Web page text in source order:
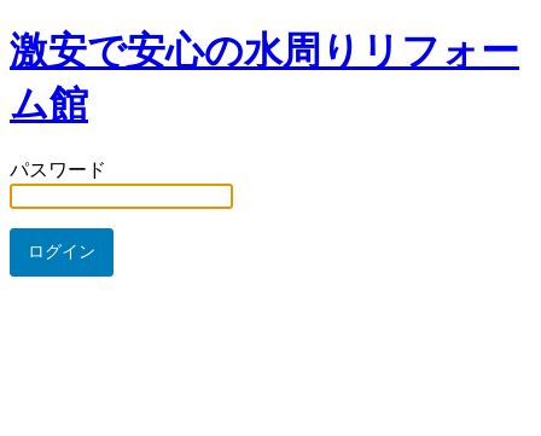
激安で安心の水周りリフォー
ム館
パスワード